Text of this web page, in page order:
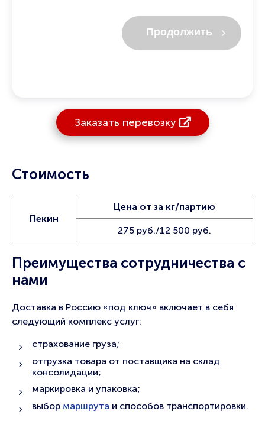
Продолжить
Заказать перевозку
Стоимость
Пекин
Цена от за кг/партию
275 руб./12 500 руб.
Преимущества сотрудничества с
нами
Доставка в Россию «под ключ» включает в себя
следующий комплекс услуг:
страхование груза;
отгрузка товара от поставщика на склад
консолидации;
маркировка и упаковка;
выбор маршрута и способов транспортировки.